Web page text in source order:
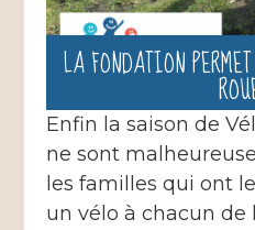
LA FONDATION
Enfin la saison de
ne sont
les familles qui ont
un vélo à chacun de